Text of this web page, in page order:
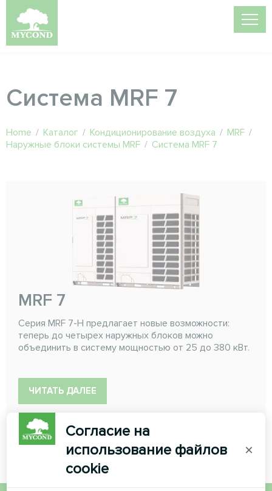
Система MRF 7
Home / Каталог / Кондиционирование воздуха / MRF /
Наружные блоки системы MRF / Система MRF 7
MRF 7
Серия MRF 7-H предлагает новые возможности:
теперь до четырех наружных блоков можно
объединить в систему мощностью от 25 до 380 кВт.
ЧИТАТЬ ДАЛЕЕ
Согласие на
использование файлов
cookie
×